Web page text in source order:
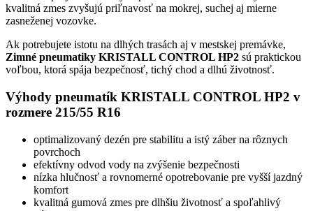
kvalitná zmes zvyšujú priľnavosť na mokrej, suchej aj mierne
zasneženej vozovke.
Ak potrebujete istotu na dlhých trasách aj v mestskej premávke,
Zimné pneumatiky KRISTALL CONTROL HP2 sú praktickou
voľbou, ktorá spája bezpečnosť, tichý chod a dlhú životnosť.
Výhody pneumatík KRISTALL CONTROL HP2 v
rozmere 215/55 R16
optimalizovaný dezén pre stabilitu a istý záber na rôznych
povrchoch
efektívny odvod vody na zvýšenie bezpečnosti
nízka hlučnosť a rovnomerné opotrebovanie pre vyšší jazdný
komfort
kvalitná gumová zmes pre dlhšiu životnosť a spoľahlivý